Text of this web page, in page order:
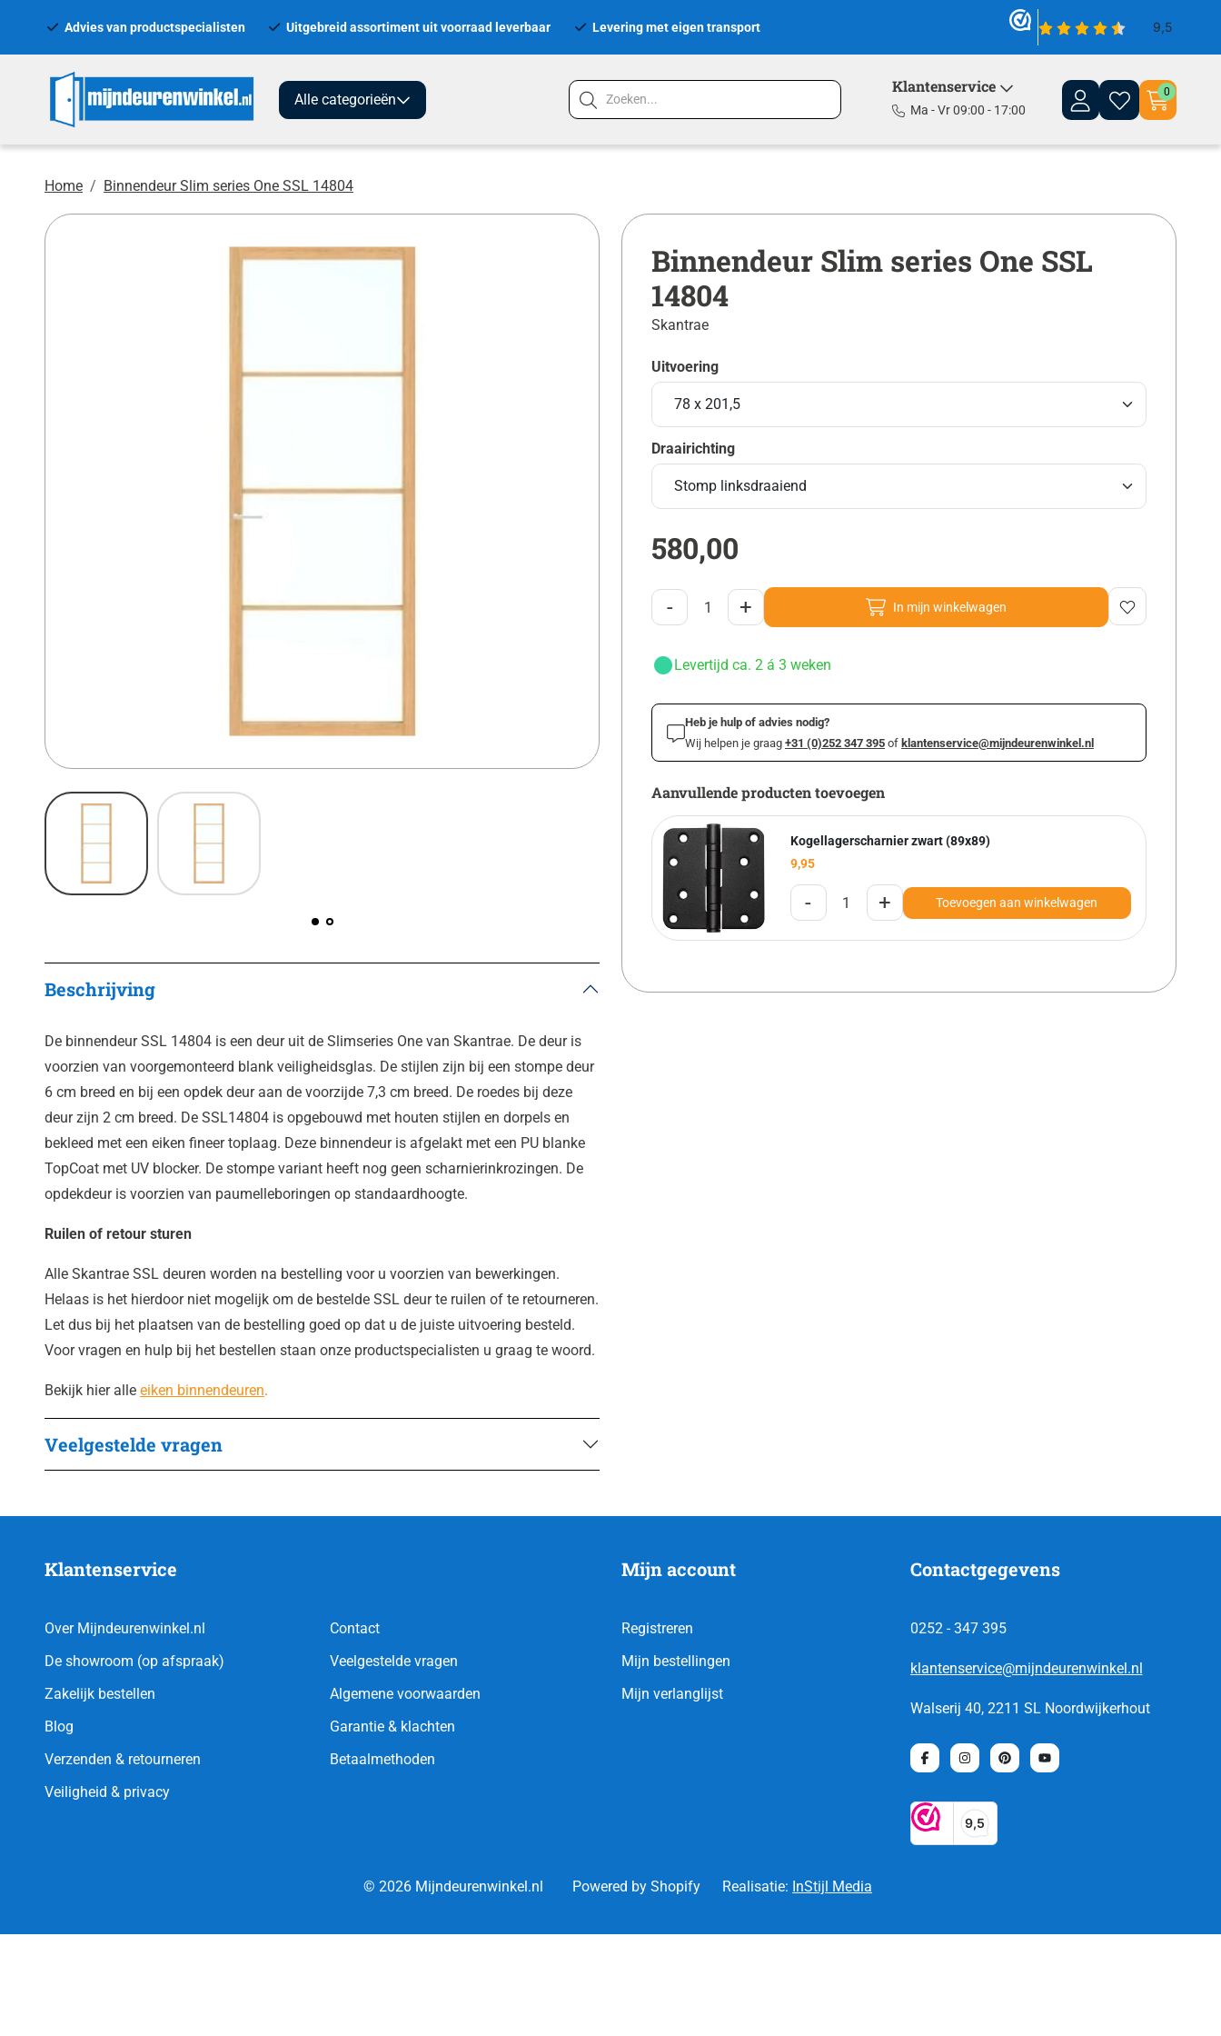
Advies van productspecialisten Uitgebreid assortiment uit voorraad leverbaar Levering met eigen transport
Alle categorieën
Klantenservice
Ma - Vr 09:00 - 17:00
0
Home Binnendeur Slim series One SSL 14804
Beschrijving
De binnendeur SSL 14804 is een deur uit de Slimseries One van Skantrae. De deur is
voorzien van voorgemonteerd blank veiligheidsglas. De stijlen zijn bij een stompe deur
6 cm breed en bij een opdek deur aan de voorzijde 7,3 cm breed. De roedes bij deze
deur zijn 2 cm breed. De SSL14804 is opgebouwd met houten stijlen en dorpels en
bekleed met een eiken fineer toplaag. Deze binnendeur is afgelakt met een PU blanke
TopCoat met UV blocker. De stompe variant heeft nog geen scharnierinkrozingen. De
opdekdeur is voorzien van paumelleboringen op standaardhoogte.
Ruilen of retour sturen
Alle Skantrae SSL deuren worden na bestelling voor u voorzien van bewerkingen.
Helaas is het hierdoor niet mogelijk om de bestelde SSL deur te ruilen of te retourneren.
Let dus bij het plaatsen van de bestelling goed op dat u de juiste uitvoering besteld.
Voor vragen en hulp bij het bestellen staan onze productspecialisten u graag te woord.
Bekijk hier alle eiken binnendeuren.
Veelgestelde vragen
Binnendeur Slim series One SSL
14804
Skantrae
Uitvoering
Draairichting
580,00
- + In mijn winkelwagen
Levertijd ca. 2 á 3 weken
Heb je hulp of advies nodig?
Wij helpen je graag +31 (0)252 347 395 of klantenservice@mijndeurenwinkel.nl
Aanvullende producten toevoegen
Kogellagerscharnier zwart (89x89)
9,95
- + Toevoegen aan winkelwagen
Klantenservice
Over Mijndeurenwinkel.nl
De showroom (op afspraak)
Zakelijk bestellen
Blog
Verzenden & retourneren
Veiligheid & privacy
Contact
Veelgestelde vragen
Algemene voorwaarden
Garantie & klachten
Betaalmethoden
Mijn account
Registreren
Mijn bestellingen
Mijn verlanglijst
Contactgegevens
0252 - 347 395
klantenservice@mijndeurenwinkel.nl
Walserij 40, 2211 SL Noordwijkerhout
© 2026 Mijndeurenwinkel.nl Powered by Shopify Realisatie: InStijl Media